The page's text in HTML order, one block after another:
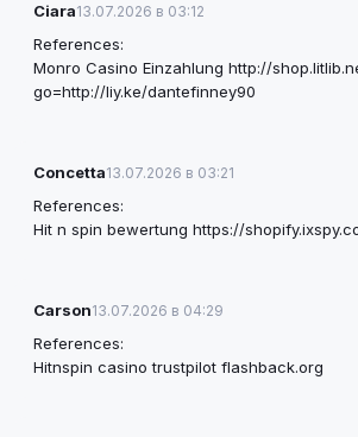
Ciara13.07.2026 в 03:12
References:
Monro Casino Einzahlung http://
go=http://liy.ke/dantefinney90
Concetta13.07.2026 в 03:21
References:
Hit n spin bewertung https://
Carson13.07.2026 в 04:29
References:
Hitnspin casino trustpilot flashback.org